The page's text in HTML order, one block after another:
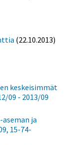
(22.10.2013)
keskeisimmät
09 - 2013/09
ja
15-74-